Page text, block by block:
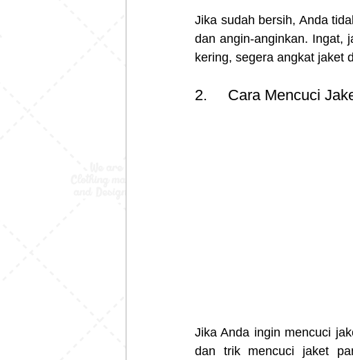
Jika sudah bersih, Anda
dan angin-anginkan. Ingat,
kering, segera angkat jaket
2.     Cara Mencuci
Jika Anda ingin mencuci
dan trik mencuci jaket